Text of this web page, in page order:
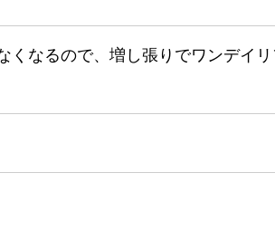
くなるので、増し張りでワンデイ